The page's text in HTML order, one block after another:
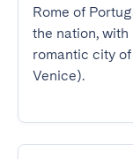
Rome of
the nation,
romantic city
Venice).